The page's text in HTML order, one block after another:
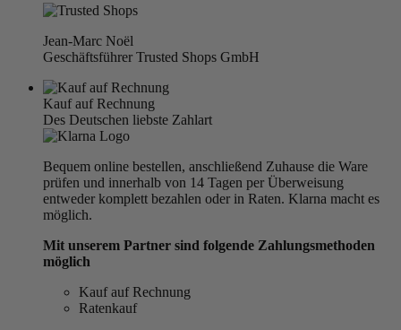
Jean-Marc Noël
Geschäftsführer Trusted Shops GmbH
Kauf auf Rechnung
Des Deutschen liebste Zahlart
Bequem online bestellen, anschließend Zuhause die Ware
prüfen und innerhalb von 14 Tagen per Überweisung
entweder komplett bezahlen oder in Raten. Klarna macht es
möglich.
Mit unserem Partner sind folgende Zahlungsmethoden
möglich
Kauf auf Rechnung
Ratenkauf